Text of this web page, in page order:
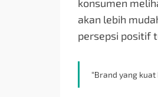
konsumen
akan lebih
persepsi positif
“Brand yang